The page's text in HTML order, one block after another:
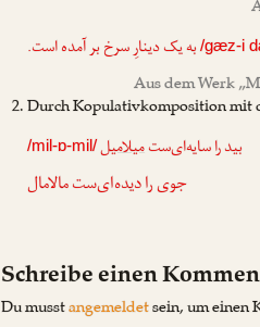
/gæz-iبه یک دینارِ سرخ بر آمده است.
Aus dem Werk „
Durch Kopulativkomposition
بید را سایه‌ای‌ستمیلامیل/mil-ɒ-mil/
جوی را دیده‌ای‌ست مالامال
Schreibe einen
Du musstangemeldetsein, um einen